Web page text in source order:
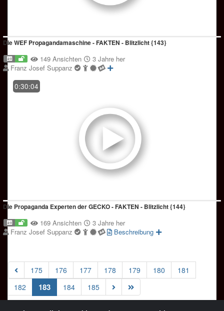
Die WEF Propagandamaschine - FAKTEN - Blitzlicht {143}
149 Ansichten
3 Jahre her
Franz Josef Suppanz
0:30:04
Die Propaganda Experten der GECKO - FAKTEN - Blitzlicht {144}
169 Ansichten
3 Jahre her
Franz Josef Suppanz
Beschreibung
175 176 177 178 179 180
181
182
183(current)
184 185